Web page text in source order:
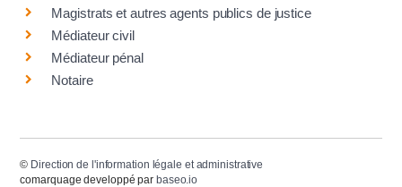
Magistrats et autres agents publics de justice
Médiateur civil
Médiateur pénal
Notaire
© Direction de l'information légale et administrative
comarquage developpé par baseo.io